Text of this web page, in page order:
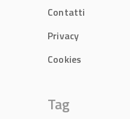
Contatti
Privacy
Cookies
Tag